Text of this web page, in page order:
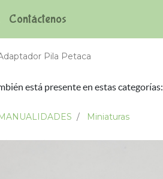
Contáctenos
Pila Petaca
está presente en estas categorías:
Miniaturas